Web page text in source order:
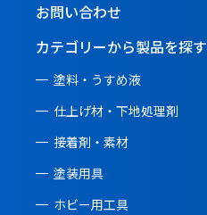
お問い合わせ
カテゴリーから製品を探す
塗料・うすめ液
仕上げ材・下地処理剤
接着剤・素材
塗装用具
ホビー用工具